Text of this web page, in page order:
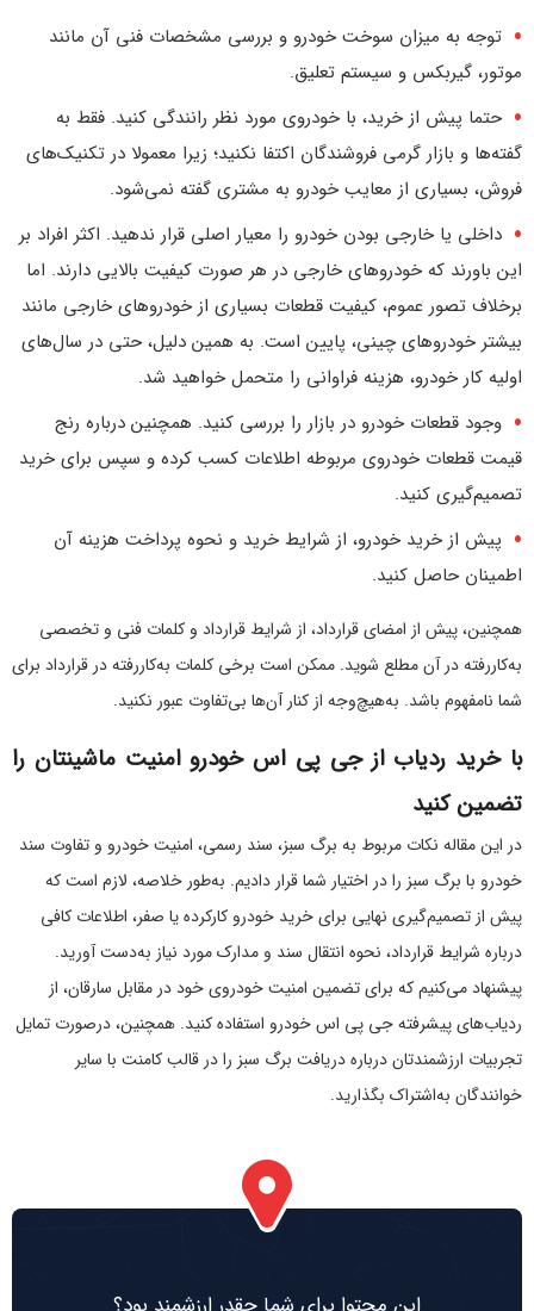
توجه به میزان سوخت خودرو و بررسی مشخصات فنی آن مانند
موتور، گیربکس و سیستم تعلیق.
حتما پیش از خرید، با خودروی مورد نظر رانندگی کنید. فقط به
گفته‌ها و بازار گرمی فروشندگان اکتفا نکنید؛ زیرا معمولا در تکنیک‌های
فروش، بسیاری از معایب خودرو به مشتری گفته نمی‌شود.
داخلی یا خارجی بودن خودرو را معیار اصلی قرار ندهید. اکثر افراد بر
این باورند که خودروهای خارجی در هر صورت کیفیت بالایی دارند. اما
برخلاف تصور عموم، کیفیت قطعات بسیاری از خودروهای خارجی مانند
بیشتر خودروهای چینی، پایین است. به همین دلیل، حتی در سال‌های
اولیه کار خودرو، هزینه فراوانی را متحمل خواهید شد.
وجود قطعات خودرو در بازار را بررسی کنید. همچنین درباره رنج
قیمت قطعات خودروی مربوطه اطلاعات کسب کرده و سپس برای خرید
تصمیم‌گیری کنید.
پیش از خرید خودرو، از شرایط خرید و نحوه پرداخت هزینه آن
اطمینان حاصل کنید.
همچنین،‌ پیش از امضای قرارداد، از شرایط قرارداد و کلمات فنی و تخصصی
به‌کار‌رفته در آن مطلع شوید. ممکن است برخی کلمات به‌کار‌رفته در قرارداد برای
شما نامفهوم باشد. به‌هیچ‌وجه از کنار آن‌ها بی‌تفاوت عبور نکنید.
با خرید ردیاب‌ از جی پی اس خودرو امنیت ماشینتان را
تضمین کنید
در این مقاله نکات مربوط به برگ سبز، سند رسمی، امنیت خودرو و تفاوت سند
خودرو با برگ سبز را در اختیار شما قرار دادیم. به‌طور خلاصه، لازم است که
پیش از تصمیم‌گیری نهایی برای خرید خودرو کارکرده یا صفر، اطلاعات کافی
درباره شرایط قرارداد، نحوه انتقال سند و مدارک مورد نیاز به‌دست آورید.
پیشنهاد می‌کنیم که برای تضمین امنیت خودروی خود در مقابل سارقان،‌ از
ردیاب‌های پیشرفته جی پی اس خودرو استفاده کنید. همچنین، در‌صورت تمایل
تجربیات ارزشمندتان درباره دریافت برگ سبز را در قالب کامنت با سایر
خوانندگان به‌اشتراک بگذارید.